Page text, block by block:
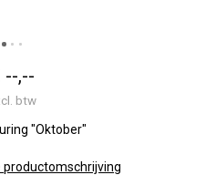
--,--
btw
"Oktober"
productomschrijving